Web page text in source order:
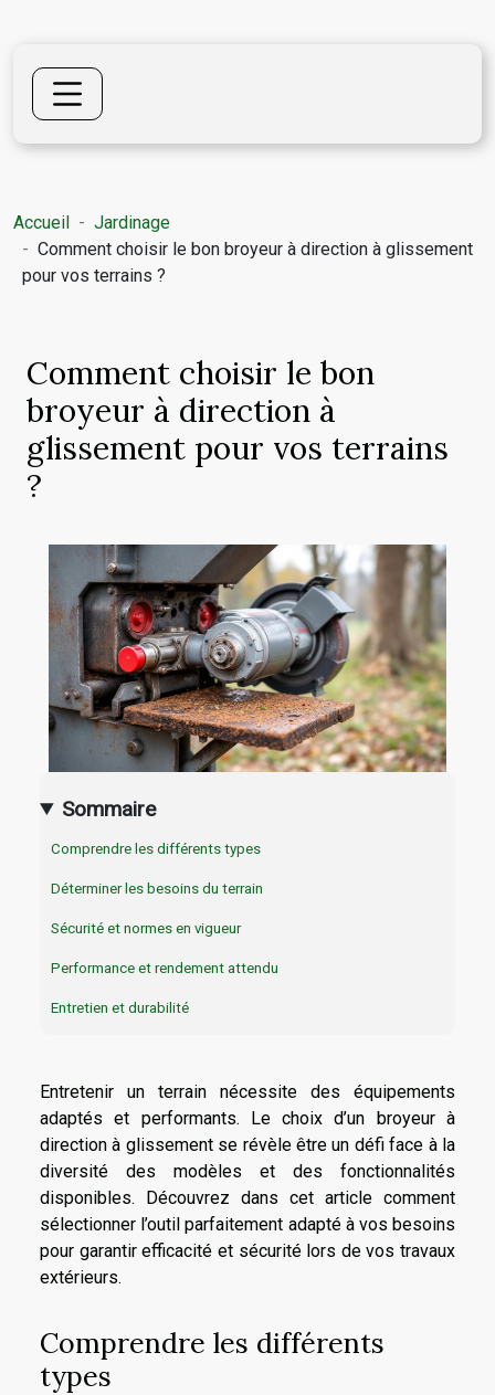
Accueil
Jardinage
Comment choisir le bon broyeur à direction à glissement
pour vos terrains ?
Comment choisir le bon
broyeur à direction à
glissement pour vos terrains
?
Sommaire
Comprendre les différents types
Déterminer les besoins du terrain
Sécurité et normes en vigueur
Performance et rendement attendu
Entretien et durabilité
Entretenir un terrain nécessite des équipements
adaptés et performants. Le choix d’un broyeur à
direction à glissement se révèle être un défi face à la
diversité des modèles et des fonctionnalités
disponibles. Découvrez dans cet article comment
sélectionner l’outil parfaitement adapté à vos besoins
pour garantir efficacité et sécurité lors de vos travaux
extérieurs.
Comprendre les différents
types